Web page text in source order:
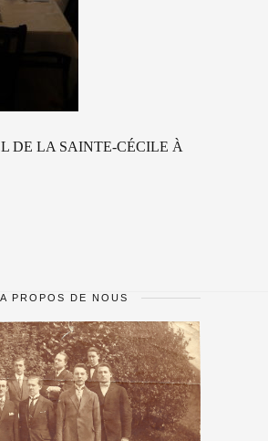
DE LA SAINTE-CÉCILE À
A PROPOS DE NOUS